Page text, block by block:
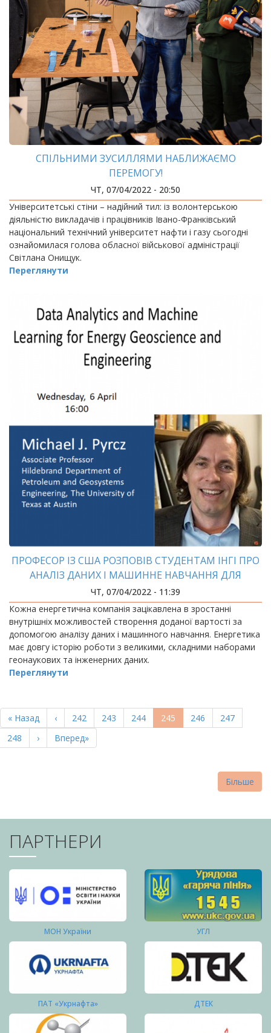
СПІЛЬНИМИ ЗУСИЛЛЯМИ НАБЛИЖАЄМО
ПЕРЕМОГУ!
ЧТ, 07/04/2022 - 20:50
Університетські стіни – надійний тил: із волонтерською
діяльністю викладачів і працівників Івано-Франківський
національний технічний університет нафти і газу сьогодні
ознайомилася голова обласної військової адміністрації
Світлана Онищук.
Переглянути
ПРОФЕСОР ІЗ США РОЗПОВІВ СТУДЕНТАМ ІНГІ ПРО
АНАЛІЗ ДАНИХ І МАШИННЕ НАВЧАННЯ ДЛЯ
ЕНЕРГЕТИЧНОЇ ГЕОНАУКИ Й ІНЖЕНЕРІЇ
ЧТ, 07/04/2022 - 11:39
Кожна енергетична компанія зацікавлена в зростанні
внутрішніх можливостей створення доданої вартості за
допомогою аналізу даних і машинного навчання. Енергетика
має довгу історію роботи з великими, складними наборами
геонаукових та інженерних даних.
Переглянути
НА
СТОРІНКИ
Перша
сторінка
« Назад
Попередня
сторінка
‹ Page
242 Page
243 Page
244
Поточна
сторінка
245 Page
246 Page
247
Page
248
Наступна
сторінка
›
Остання
сторінка
Вперед»
Більше
ПАРТНЕРИ
МОН України УГЛ
ПАТ «Укрнафта» ДТЕК